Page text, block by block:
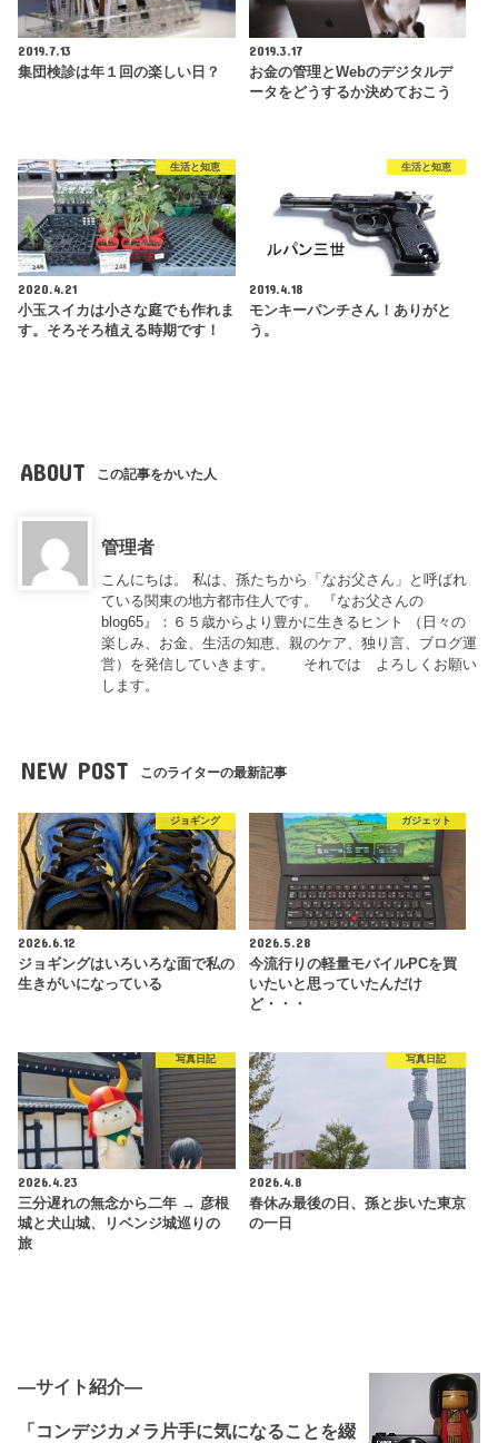
2019.7.13
集団検診は年１回の楽しい日？
2019.3.17
お金の管理とWebのデジタルデ
ータをどうするか決めておこう
生活と知恵
2020.4.21
小玉スイカは小さな庭でも作れま
す。そろそろ植える時期です！
生活と知恵
2019.4.18
モンキーパンチさん！ありがと
う。
ABOUT この記事をかいた人
管理者
こんにちは。 私は、孫たちから「なお父さん」と呼ばれ
ている関東の地方都市住人です。 『なお父さんの
blog65』：６５歳からより豊かに生きるヒント （日々の
楽しみ、お金、生活の知恵、親のケア、独り言、ブログ運
営）を発信していきます。 それでは よろしくお願い
します。
NEW POST このライターの最新記事
ジョギング
2026.6.12
ジョギングはいろいろな面で私の
生きがいになっている
ガジェット
2026.5.28
今流行りの軽量モバイルPCを買
いたいと思っていたんだけ
ど・・・
写真日記
2026.4.23
三分遅れの無念から二年 → 彦根
城と犬山城、リベンジ城巡りの
旅
写真日記
2026.4.8
春休み最後の日、孫と歩いた東京
の一日
―サイト紹介―
「コンデジカメラ片手に気になることを綴